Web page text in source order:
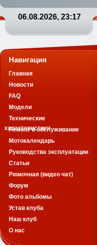
06.08.2026, 23:17
Навигация
Главная
Новости
FAQ
Модели
Технические
характеристики
Ремонт и обслуживание
Мотокалендарь
Руководства эксплуатации
Статьи
Рюмочная (видео чат)
Форум
Фото альбомы
Устав клуба
Наш клуб
О нас